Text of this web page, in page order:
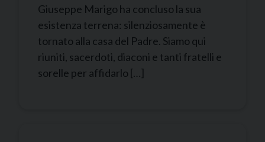
Giuseppe Marigo ha concluso la sua
esistenza terrena: silenziosamente è
tornato alla casa del Padre. Siamo qui
riuniti, sacerdoti, diaconi e tanti fratelli e
sorelle per affidarlo […]